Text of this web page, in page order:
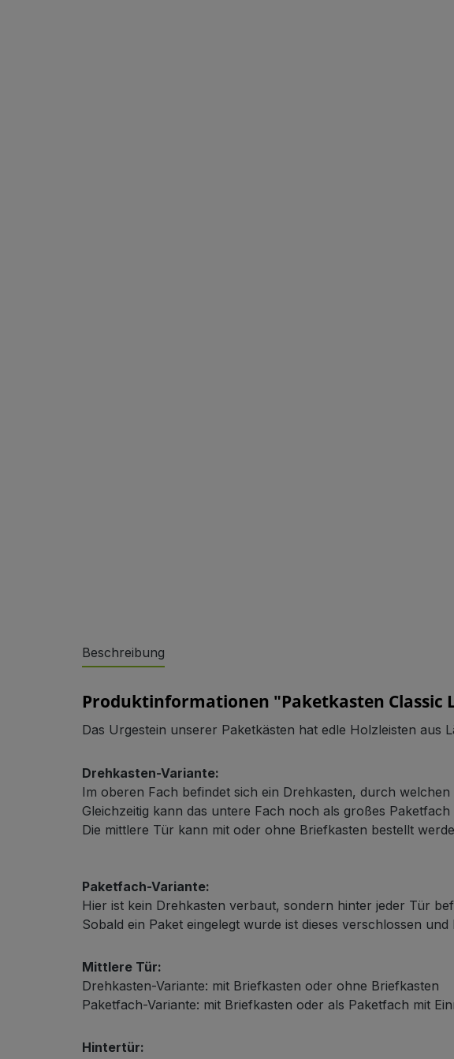
Referenzen
Schließsystem
HPL-Material
Beschreibung
Produktinformationen "Paketkasten Classic
Das Urgestein unserer Paketkästen hat edle Holzleisten aus
Drehkasten-Variante:
Im oberen Fach befindet sich ein Drehkasten, durch
Gleichzeitig kann das untere Fach noch als großes
Die mittlere Tür kann mit oder ohne Briefkasten bestellt
Paketfach-Variante:
Hier ist kein Drehkasten verbaut, sondern hinter jeder Tür
Sobald ein Paket eingelegt wurde ist dieses verschlossen
Mittlere Tür:
Drehkasten-Variante: mit Briefkasten oder ohne Briefkasten
Paketfach-Variante: mit Briefkasten oder als Paketfach mit
Hintertür: